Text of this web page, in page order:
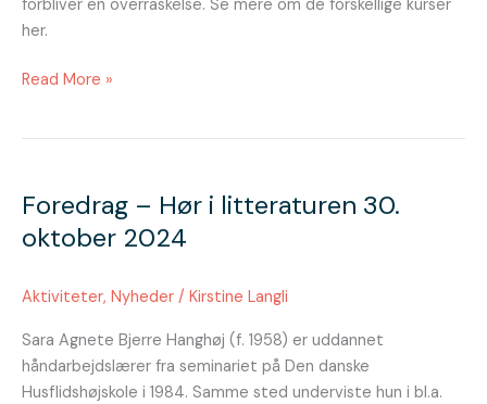
forbliver en overraskelse. Se mere om de forskellige kurser
her.
Read More »
Foredrag – Hør i litteraturen 30.
oktober 2024
Aktiviteter, Nyheder / Kirstine Langli
Sara Agnete Bjerre Hanghøj (f. 1958) er uddannet
håndarbejdslærer fra seminariet på Den danske
Husflidshøjskole i 1984. Samme sted underviste hun i bl.a.
Hør
oktober
2024